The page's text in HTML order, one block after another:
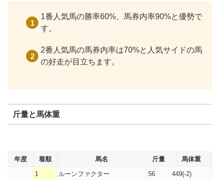
1番人気馬の勝率60%、馬券内率90%と優勢で
す。
2番人気馬の馬券内率は70%と人気サイドの馬
の好走が目立ちます。
斤量と馬体重
年度 着順 馬名 斤量 馬体重
1 ルーンファクター 56
449(-2)